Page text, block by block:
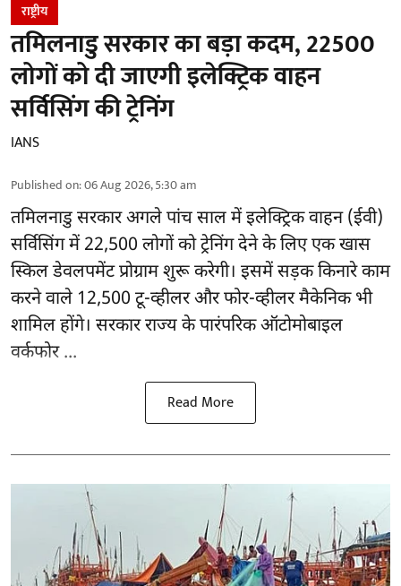
राष्ट्रीय
तमिलनाडु सरकार का बड़ा कदम, 22500
लोगों को दी जाएगी इलेक्ट्रिक वाहन
सर्विसिंग की ट्रेनिंग
IANS
Published on:06 Aug 2026, 5:30 am
तमिलनाडु सरकारअगले पांच साल में इलेक्ट्रिक वाहन (ईवी)
सर्विसिंग में 22,500 लोगों को ट्रेनिंग देने के लिए एक खास
स्किल डेवलपमेंट प्रोग्राम शुरू करेगी। इसमें सड़क किनारे काम
करने वाले 12,500 टू-व्हीलर और फोर-व्हीलर मैकेनिक भी
शामिल होंगे। सरकार राज्य के पारंपरिक ऑटोमोबाइल
वर्कफोर ...
Read More